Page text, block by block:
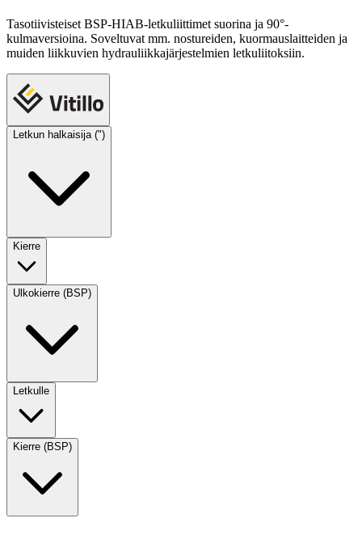
Tasotiivisteiset BSP-HIAB-letkuliittimet suorina ja 90°-
kulmaversioina. Soveltuvat mm. nostureiden, kuormauslaitteiden ja
muiden liikkuvien hydrauliikkajärjestelmien letkuliitoksiin.
Letkun halkaisija (")
Kierre
Ulkokierre (BSP)
Letkulle
Kierre (BSP)